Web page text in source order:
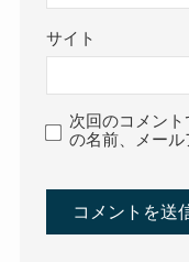
サイト
次回のコメン
の名前、メール